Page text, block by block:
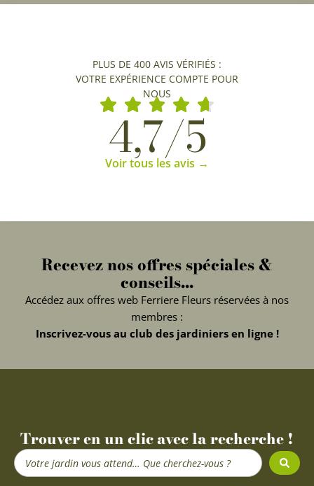
PLUS DE 400 AVIS VÉRIFIÉS :
VOTRE EXPÉRIENCE COMPTE POUR
NOUS
4,7/5
Voir tous les avis →
Recevez nos offres spéciales &
conseils...
Accédez aux offres web Ferriere Fleurs réservées à nos
membres :
Inscrivez-vous au club des jardiniers en ligne !
Trouver en un clic avec la recherche !
Search
...